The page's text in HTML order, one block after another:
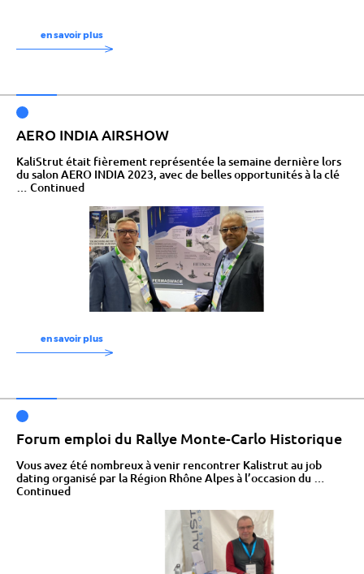
en savoir plus
AERO INDIA AIRSHOW
KaliStrut était fièrement représentée la semaine dernière lors
du salon AERO INDIA 2023, avec de belles opportunités à la clé
Continued
en savoir plus
Forum emploi du Rallye Monte-Carlo Historique
Vous avez été nombreux à venir rencontrer Kalistrut au job
dating organisé par la Région Rhône Alpes à l’occasion du …
Continued